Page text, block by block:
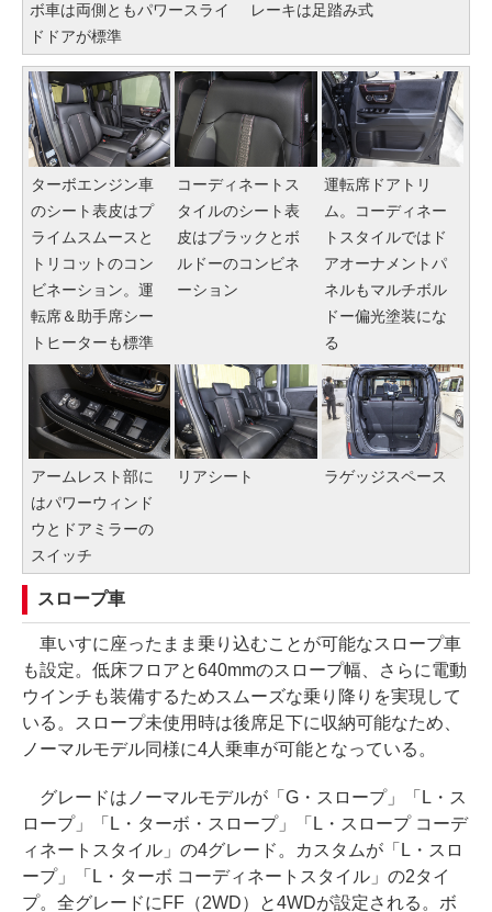
ボ車は両側ともパワースライ
ドドアが標準
レーキは足踏み式
ターボエンジン車
のシート表皮はプ
ライムスムースと
トリコットのコン
ビネーション。運
転席＆助手席シー
トヒーターも標準
コーディネートス
タイルのシート表
皮はブラックとボ
ルドーのコンビネ
ーション
運転席ドアトリ
ム。コーディネー
トスタイルではド
アオーナメントパ
ネルもマルチボル
ドー偏光塗装にな
る
アームレスト部に
はパワーウィンド
ウとドアミラーの
スイッチ
リアシート ラゲッジスペース
スロープ車
車いすに座ったまま乗り込むことが可能なスロープ車
も設定。低床フロアと640mmのスロープ幅、さらに電動
ウインチも装備するためスムーズな乗り降りを実現して
いる。スロープ未使用時は後席足下に収納可能なため、
ノーマルモデル同様に4人乗車が可能となっている。
グレードはノーマルモデルが「G・スロープ」「L・ス
ロープ」「L・ターボ・スロープ」「L・スロープ コーデ
ィネートスタイル」の4グレード。カスタムが「L・スロ
ープ」「L・ターボ コーディネートスタイル」の2タイ
プ。全グレードにFF（2WD）と4WDが設定される。ボ